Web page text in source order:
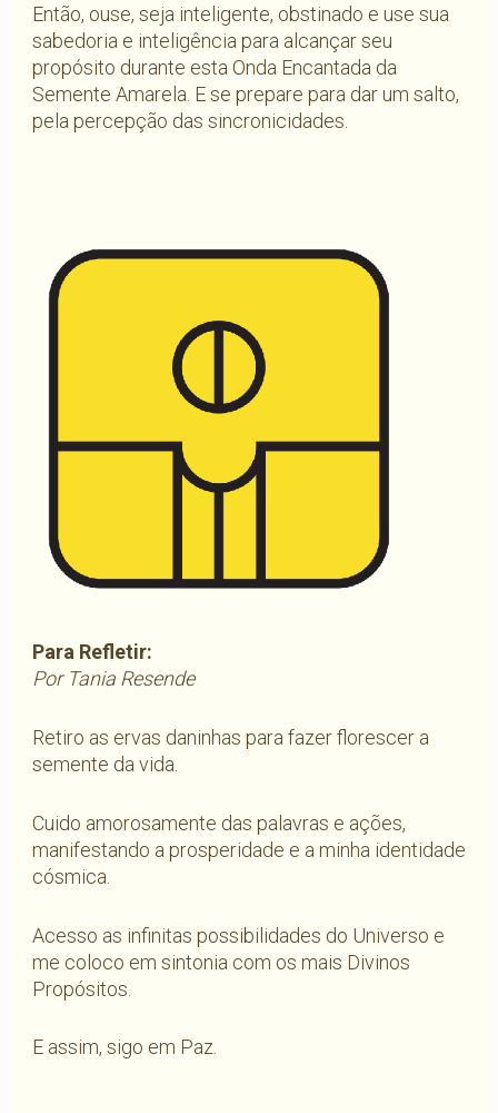
Então, ouse, seja inteligente, obstinado e use sua
sabedoria e inteligência para alcançar seu
propósito durante esta Onda Encantada da
Semente Amarela. E se prepare para dar um salto,
pela percepção das sincronicidades.
Para Refletir:
Por Tania Resende
Retiro as ervas daninhas para fazer florescer a
semente da vida.
Cuido amorosamente das palavras e ações,
manifestando a prosperidade e a minha identidade
cósmica.
Acesso as infinitas possibilidades do Universo e
me coloco em sintonia com os mais Divinos
Propósitos.
E assim, sigo em Paz.